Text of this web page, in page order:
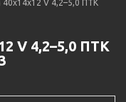
V 4,2–5,0 ПТК
V 4,2–5,0 ПТК